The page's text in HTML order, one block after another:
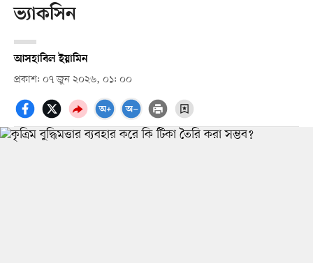
ভ্যাকসিন
আসহাবিল ইয়ামিন
প্রকাশ: ০৭ জুন ২০২৬, ০১: ০০